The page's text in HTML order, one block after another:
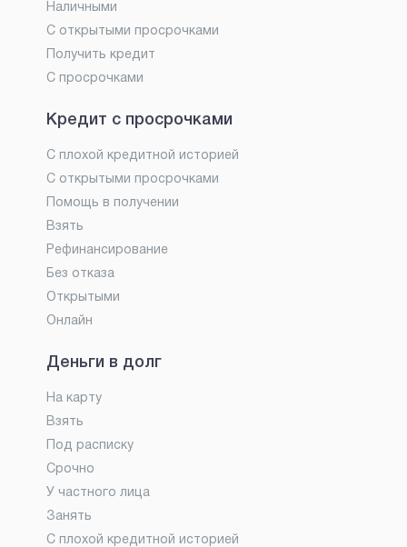
Наличными
С открытыми просрочками
Получить кредит
С просрочками
Кредит с просрочками
С плохой кредитной историей
С открытыми просрочками
Помощь в получении
Взять
Рефинансирование
Без отказа
Открытыми
Онлайн
Деньги в долг
На карту
Взять
Под расписку
Срочно
У частного лица
Занять
С плохой кредитной историей